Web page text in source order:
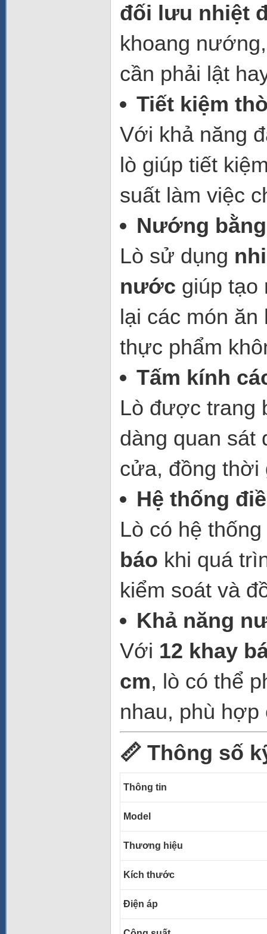
đối lưu nhiệt
khoang
cần phải lật
Tiết kiệm
Với khả năng
lò giúp tiết
suất làm việc
Nướng
Lò sử dụng
nước giúp
lại các món
thực phẩm
Tấm kính
Lò được trang
dàng quan sát
cửa, đồng thời
Hệ thống
Lò có hệ thống
báo khi quá
kiểm soát và
Khả năng
Với 12 khay
cm, lò có thể
nhau, phù
📏 Thông số
Thông tin
Model
Thương hiệu
Kích thước
Điện áp